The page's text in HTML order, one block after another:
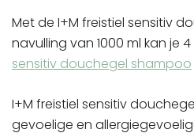
Met de I+M freistiel sensitiv
navulling van 1000 ml kan je 4
sensitiv douchegel shampoo
I+M freistiel sensitiv
gevoelige en